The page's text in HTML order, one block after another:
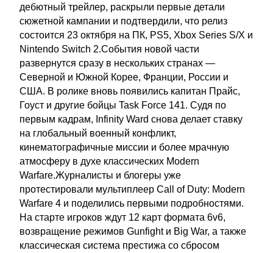
дебютный трейлер, раскрыли первые детали
сюжетной кампании и подтвердили, что релиз
состоится 23 октября на ПК, PS5, Xbox Series S/X и
Nintendo Switch 2.События новой части
развернутся сразу в нескольких странах —
Северной и Южной Корее, Франции, России и
США. В ролике вновь появились капитан Прайс,
Гоуст и другие бойцы Task Force 141. Судя по
первым кадрам, Infinity Ward снова делает ставку
на глобальный военный конфликт,
кинематографичные миссии и более мрачную
атмосферу в духе классических Modern
Warfare.Журналисты и блогеры уже
протестировали мультиплеер Call of Duty: Modern
Warfare 4 и поделились первыми подробностями.
На старте игроков ждут 12 карт формата 6v6,
возвращение режимов Gunfight и Big War, а также
классическая система престижа со сбросом